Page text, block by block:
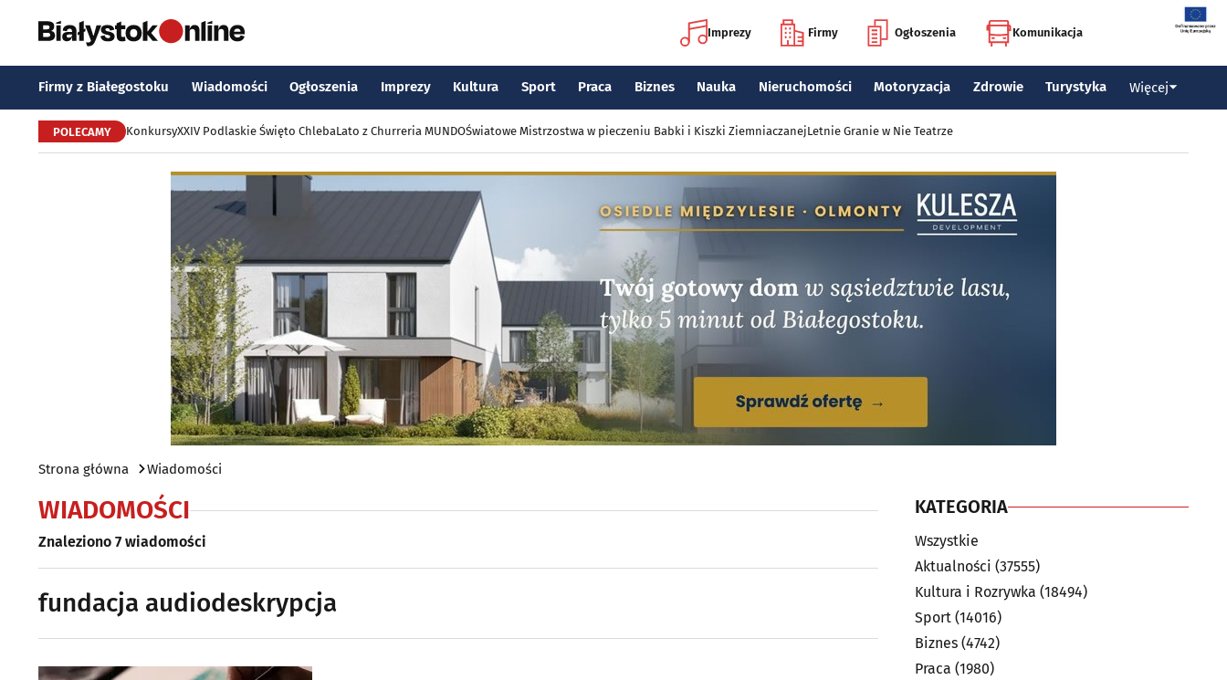
Imprezy Firmy Ogłoszenia Komunikacja
Firmy z Białegostoku Wiadomości Ogłoszenia Imprezy Kultura Sport Praca Biznes Nauka Nieruchomości Motoryzacja Zdrowie Turystyka Więcej
POLECAMY KonkursyXXIV Podlaskie Święto ChlebaLato z Churreria MUNDOŚwiatowe Mistrzostwa w pieczeniu Babki i Kiszki ZiemniaczanejLetnie Granie w Nie Teatrze
Strona główna Wiadomości
WIADOMOŚCI
Znaleziono 7 wiadomości
fundacja audiodeskrypcja
KATEGORIA
Wszystkie
Aktualności (37555)
Kultura i Rozrywka (18494)
Sport (14016)
Biznes (4742)
Praca (1980)